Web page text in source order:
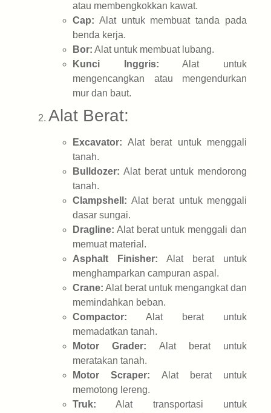
atau membengkokkan kawat.
Cap: Alat untuk membuat tanda pada
benda kerja.
Bor: Alat untuk membuat lubang.
Kunci Inggris: Alat untuk
mengencangkan atau mengendurkan
mur dan baut.
Alat Berat:
Excavator: Alat berat untuk menggali
tanah.
Bulldozer: Alat berat untuk mendorong
tanah.
Clampshell: Alat berat untuk menggali
dasar sungai.
Dragline: Alat berat untuk menggali dan
memuat material.
Asphalt Finisher: Alat berat untuk
menghamparkan campuran aspal.
Crane: Alat berat untuk mengangkat dan
memindahkan beban.
Compactor: Alat berat untuk
memadatkan tanah.
Motor Grader: Alat berat untuk
meratakan tanah.
Motor Scraper: Alat berat untuk
memotong lereng.
Truk: Alat transportasi untuk